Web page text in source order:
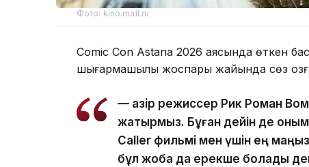
Фото: kino.mail.ru
Comic Con Astana 2026 аясында өткен
шығармашылық жоспары жайында сөз
— Қазір режиссер Рик Роман
жатырмыз. Бұған дейін де
Caller фильмі мен үшін ең
бұл жоба да ерекше болады